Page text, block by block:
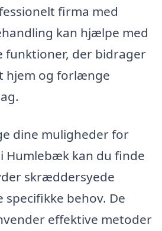
firma med
kan hjælpe med
funktioner, der bidrager
hjem og forlænge
dine muligheder for
Humlebæk kan du finde
skræddersyede
behov. De
effektive metoder